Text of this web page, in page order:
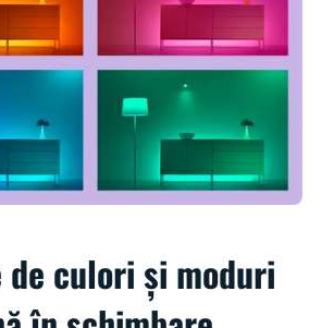
de culori și moduri